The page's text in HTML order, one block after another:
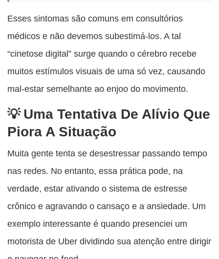
Esses sintomas são comuns em consultórios
médicos e não devemos subestimá-los. A tal
“cinetose digital” surge quando o cérebro recebe
muitos estímulos visuais de uma só vez, causando
mal-estar semelhante ao enjoo do movimento.
Uma Tentativa De Alívio Que
Piora A Situação
Muita gente tenta se desestressar passando tempo
nas redes. No entanto, essa prática pode, na
verdade, estar ativando o sistema de estresse
crônico e agravando o cansaço e a ansiedade. Um
exemplo interessante é quando presenciei um
motorista de Uber dividindo sua atenção entre dirigir